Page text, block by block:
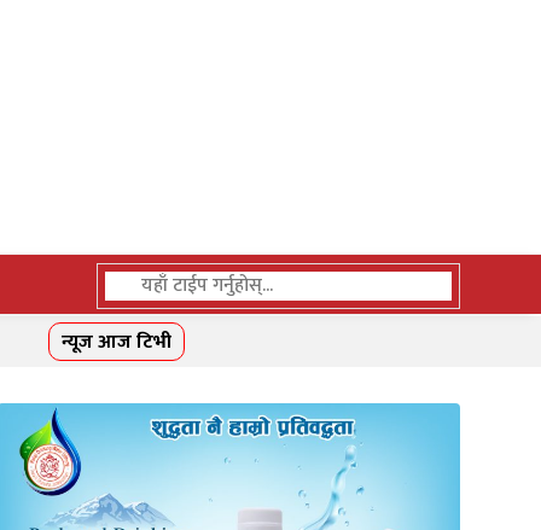
न्यूज आज टिभी